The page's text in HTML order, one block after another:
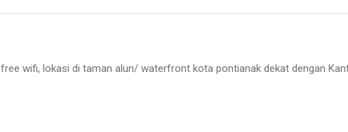
free wifi, lokasi di taman alun/ waterfront kota pontianak dekat dengan